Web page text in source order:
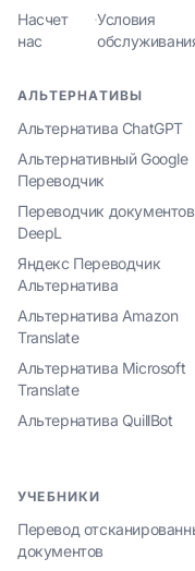
Насчет
нас
·Условия
АЛЬТЕРНАТИВЫ
Альтернатива ChatGPT
Альтернативный Google
Переводчик
Переводчик документов
DeepL
Яндекс Переводчик
Альтернатива
Альтернатива Amazon
Translate
Альтернатива Microsoft
Translate
Альтернатива QuillBot
УЧЕБНИКИ
Перевод
документов